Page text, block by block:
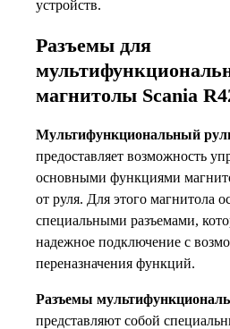
устройств.
Разъемы для
магнитолы Scania
Мультифункциональный
предоставляет возможность
основными функциями
от руля. Для этого магнитола
специальными разъемами,
надежное подключение с
переназначения функций.
Разъемы
представляют собой